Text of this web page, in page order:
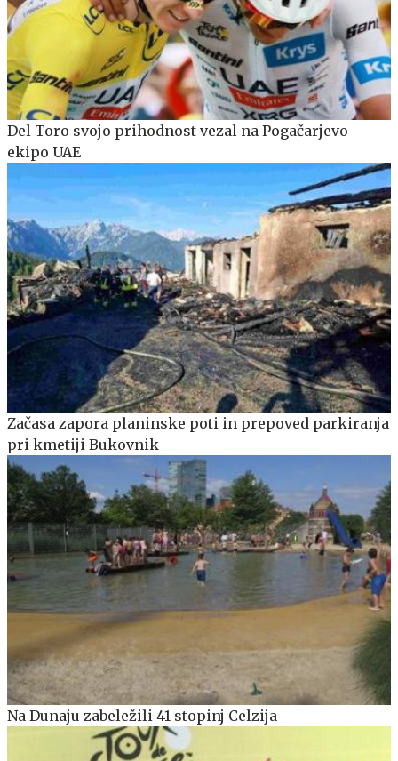
Del Toro svojo prihodnost vezal na Pogačarjevo
ekipo UAE
Začasa zapora planinske poti in prepoved parkiranja
pri kmetiji Bukovnik
Na Dunaju zabeležili 41 stopinj Celzija